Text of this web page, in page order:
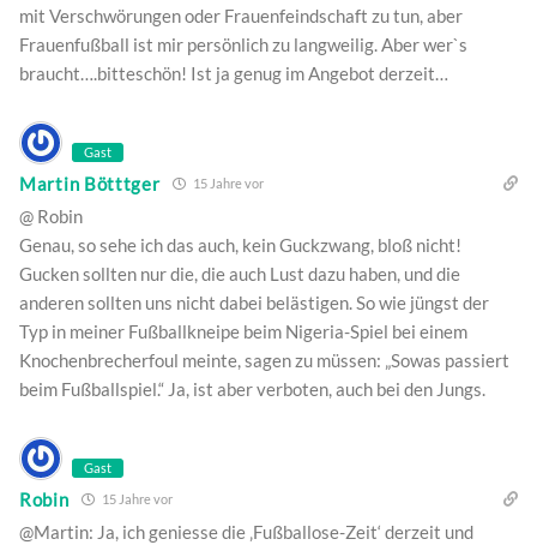
mit Verschwörungen oder Frauenfeindschaft zu tun, aber
Frauenfußball ist mir persönlich zu langweilig. Aber wer`s
braucht….bitteschön! Ist ja genug im Angebot derzeit…
Gast
Martin Bötttger 15 Jahre vor
@ Robin
Genau, so sehe ich das auch, kein Guckzwang, bloß nicht!
Gucken sollten nur die, die auch Lust dazu haben, und die
anderen sollten uns nicht dabei belästigen. So wie jüngst der
Typ in meiner Fußballkneipe beim Nigeria-Spiel bei einem
Knochenbrecherfoul meinte, sagen zu müssen: „Sowas passiert
beim Fußballspiel.“ Ja, ist aber verboten, auch bei den Jungs.
Gast
Robin 15 Jahre vor
@Martin: Ja, ich geniesse die ‚Fußballose-Zeit‘ derzeit und